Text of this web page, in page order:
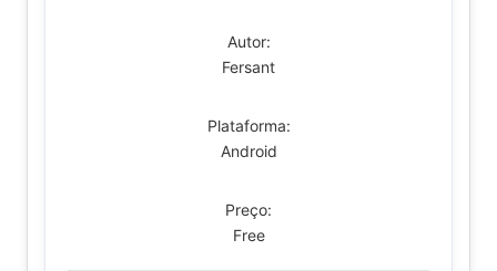
Autor:
Fersant
Plataforma:
Android
Preço:
Free